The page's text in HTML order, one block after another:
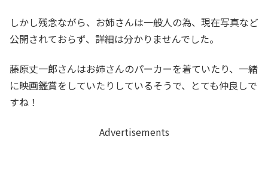
しかし残念ながら、お姉さんは一般人の為、現在写真など
公開されておらず、詳細は分かりませんでした。
藤原丈一郎さんはお姉さんのパーカーを着ていたり、一緒
に映画鑑賞をしていたりしているそうで、とても仲良しで
すね！
Advertisements